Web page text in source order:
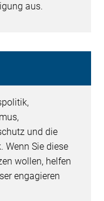
aus.
und die
Wenn Sie diese
wollen, helfen
engagieren